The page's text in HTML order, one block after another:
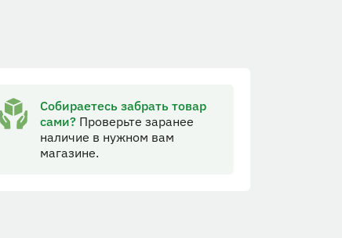
Собираетесь забрать товар
сами?Проверьте заранее
наличие в нужном вам
магазине.